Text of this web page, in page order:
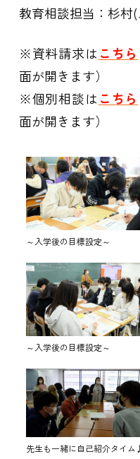
教育相談担当：杉村
※資料請求は こちら
面が開きます）
※個別相談は こちら
面が開きます）
～入学後の目標設定～
～入学後の目標設定～
先生も一緒に自己紹介タイム